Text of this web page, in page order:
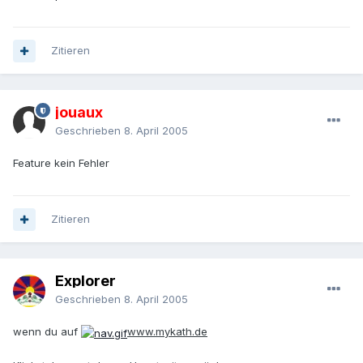
Zitieren
jouaux
Geschrieben 8. April 2005
Feature kein Fehler
Zitieren
Explorer
Geschrieben 8. April 2005
wenn du auf www.mykath.de